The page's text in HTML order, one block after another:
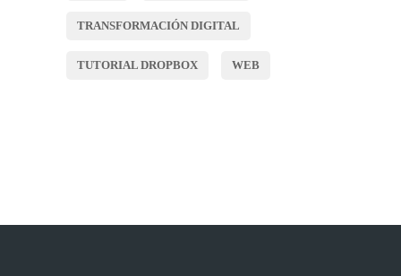
TRANSFORMACIÓN DIGITAL
TUTORIAL DROPBOX WEB